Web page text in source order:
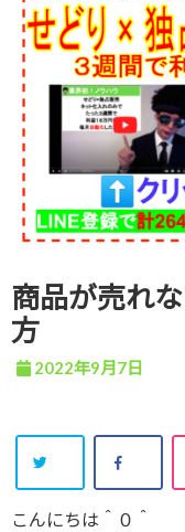
商品が売れ
方
2022年9月7日
こんにちは＾０＾